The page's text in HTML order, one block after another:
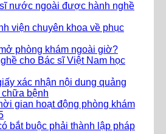
nước ngoài được hành nghề
viện chuyên khoa về phục
phòng khám ngoài giờ?
cho Bác sĩ Việt Nam học
xác nhận nội dung quảng
bệnh
gian hoạt động phòng khám
bắt buộc phải thành lập pháp